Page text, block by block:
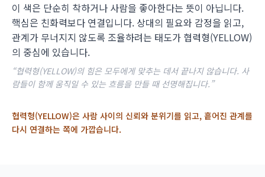
이 색은 단순히 착하거나 사람을 좋아한다는 뜻이 아닙니다.
핵심은 친화력보다 연결입니다. 상대의 필요와 감정을 읽고,
관계가 무너지지 않도록 조율하려는 태도가 협력형(YELLOW)
의 중심에 있습니다.
“협력형(YELLOW)의 힘은 모두에게 맞추는 데서 끝나지 않습니다. 사
람들이 함께 움직일 수 있는 흐름을 만들 때 선명해집니다.”
협력형(YELLOW)은 사람 사이의 신뢰와 분위기를 읽고, 흩어진 관계를
다시 연결하는 쪽에 가깝습니다.